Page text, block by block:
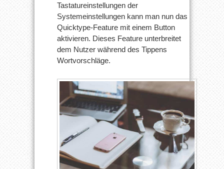
Tastatureinstellungen der
Systemeinstellungen kann man nun das
Quicktype-Feature mit einem Button
aktivieren. Dieses Feature unterbreitet
dem Nutzer während des Tippens
Wortvorschläge.